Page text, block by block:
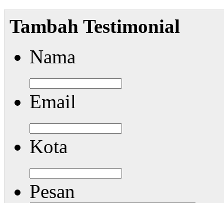
Tambah Testimonial
Nama
Email
Kota
Pesan